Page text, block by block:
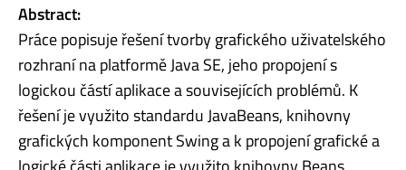
Abstract:
Práce popisuje řešení tvorby grafického uživatelského
rozhraní na platformě Java SE, jeho propojení s
logickou částí aplikace a souvisejících problémů. K
řešení je využito standardu JavaBeans, knihovny
grafických komponent Swing a k propojení grafické a